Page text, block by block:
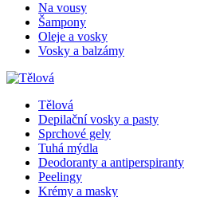
Na vousy
Šampony
Oleje a vosky
Vosky a balzámy
Tělová
Depilační vosky a pasty
Sprchové gely
Tuhá mýdla
Deodoranty a antiperspiranty
Peelingy
Krémy a masky